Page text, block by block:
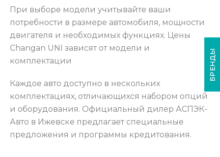
При выборе модели учитывайте ваши
потребности в размере автомобиля, мощности
двигателя и необходимых функциях. Цены
Changan UNI зависят от модели и
комплектации
Каждое авто доступно в нескольких
комплектациях, отличающихся набором опций
и оборудования. Официальный дилер АСПЭК-
Авто в Ижевске предлагает специальные
предложения и программы кредитования.
БРЕНДЫ